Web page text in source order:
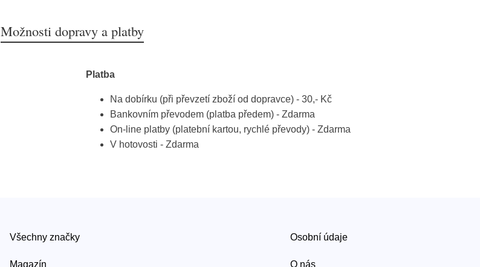
Možnosti dopravy a platby
Platba
Na dobírku (při převzetí zboží od dopravce) - 30,- Kč
Bankovním převodem (platba předem) - Zdarma
On-line platby (platební kartou, rychlé převody) - Zdarma
V hotovosti - Zdarma
Všechny značky
Magazín
Osobní údaje
O nás